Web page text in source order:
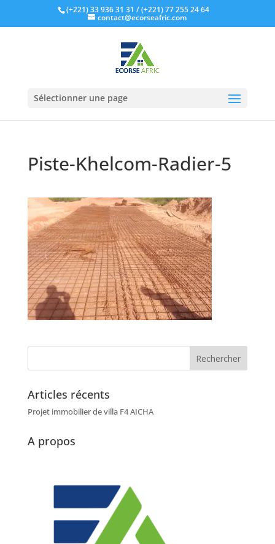
(+221) 33 936 31 31 / (+221) 77 255 24 64
contact@ecorseafric.com
Sélectionner une page
Piste-Khelcom-Radier-5
Articles récents
Projet immobilier de villa F4 AICHA
A propos